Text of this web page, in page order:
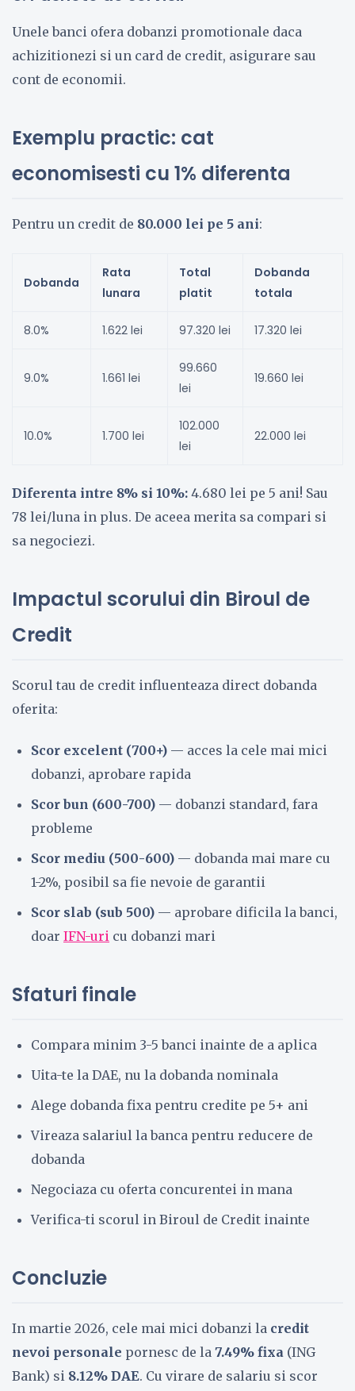
Unele banci ofera dobanzi promotionale daca
achizitionezi si un card de credit, asigurare sau
cont de economii.
Exemplu practic: cat
economisesti cu 1% diferenta
Pentru un credit de 80.000 lei pe 5 ani:
Dobanda
Rata
lunara
Total
platit
Dobanda
totala
8.0% 1.622 lei 97.320 lei 17.320 lei
9.0% 1.661 lei
99.660
lei
19.660 lei
10.0% 1.700 lei
102.000
lei
22.000 lei
Diferenta intre 8% si 10%: 4.680 lei pe 5 ani! Sau
78 lei/luna in plus. De aceea merita sa compari si
sa negociezi.
Impactul scorului din Biroul de
Credit
Scorul tau de credit influenteaza direct dobanda
oferita:
Scor excelent (700+) — acces la cele mai mici
dobanzi, aprobare rapida
Scor bun (600-700) — dobanzi standard, fara
probleme
Scor mediu (500-600) — dobanda mai mare cu
1-2%, posibil sa fie nevoie de garantii
Scor slab (sub 500) — aprobare dificila la banci,
doar IFN-uri cu dobanzi mari
Sfaturi finale
Compara minim 3-5 banci inainte de a aplica
Uita-te la DAE, nu la dobanda nominala
Alege dobanda fixa pentru credite pe 5+ ani
Vireaza salariul la banca pentru reducere de
dobanda
Negociaza cu oferta concurentei in mana
Verifica-ti scorul in Biroul de Credit inainte
Concluzie
In martie 2026, cele mai mici dobanzi la credit
nevoi personale pornesc de la 7.49% fixa (ING
Bank) si 8.12% DAE. Cu virare de salariu si scor